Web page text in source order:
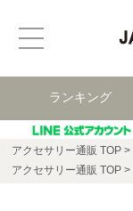
ランキング
アクセサリー通販 TOP
アクセサリー通販 TOP